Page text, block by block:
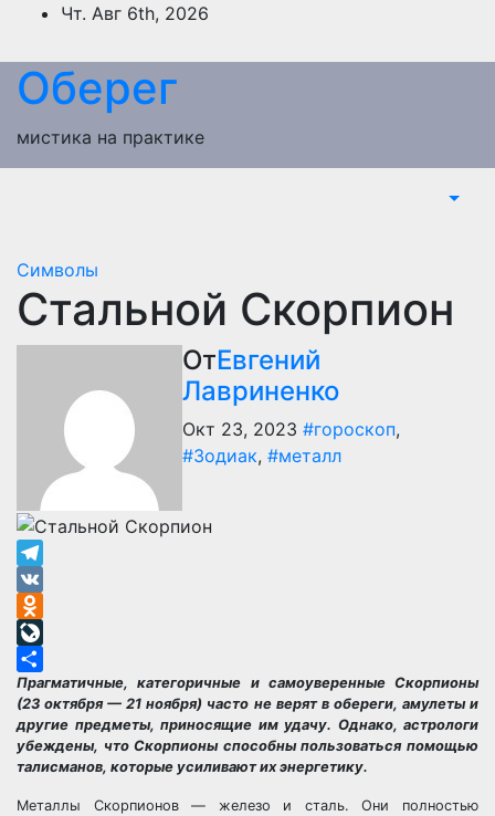
Перейти
содержимому
Чт. Авг 6th, 2026
Оберег
мистика на практике
Символы
Стальной Скорпион
ОтЕвгений
Лавриненко
Окт 23, 2023 #гороскоп,
#Зодиак, #металл
Telegram
VK
Odnoklassniki
LiveJournal
Отправить
Прагматичные, категоричные и самоуверенные Скорпионы
(23 октября — 21 ноября) часто не верят в обереги, амулеты и
другие предметы, приносящие им удачу. Однако, астрологи
убеждены, что Скорпионы способны пользоваться помощью
талисманов, которые усиливают их энергетику.
Металлы Скорпионов — железо и сталь. Они полностью